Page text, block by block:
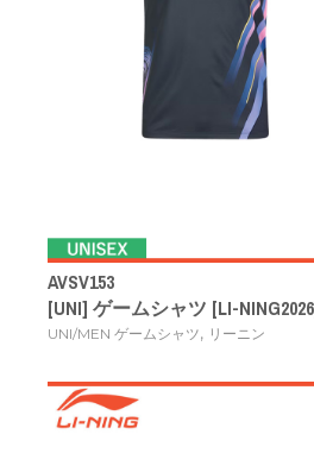
AVSV153
[UNI] ゲームシャツ [LI-
UNI/MEN ゲームシャツ, リーニン